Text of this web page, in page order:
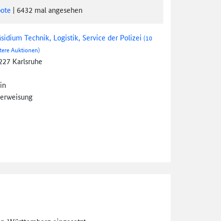
| 6432 mal angesehen
Technik, Logistik, Service der Polizei (10
Auktionen)
Karlsruhe